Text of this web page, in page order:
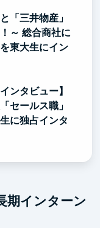
「三井物産」
～ 総合商社に
東大生にイン
ンタビュー】
セールス職」
に独占インタ
期インターン